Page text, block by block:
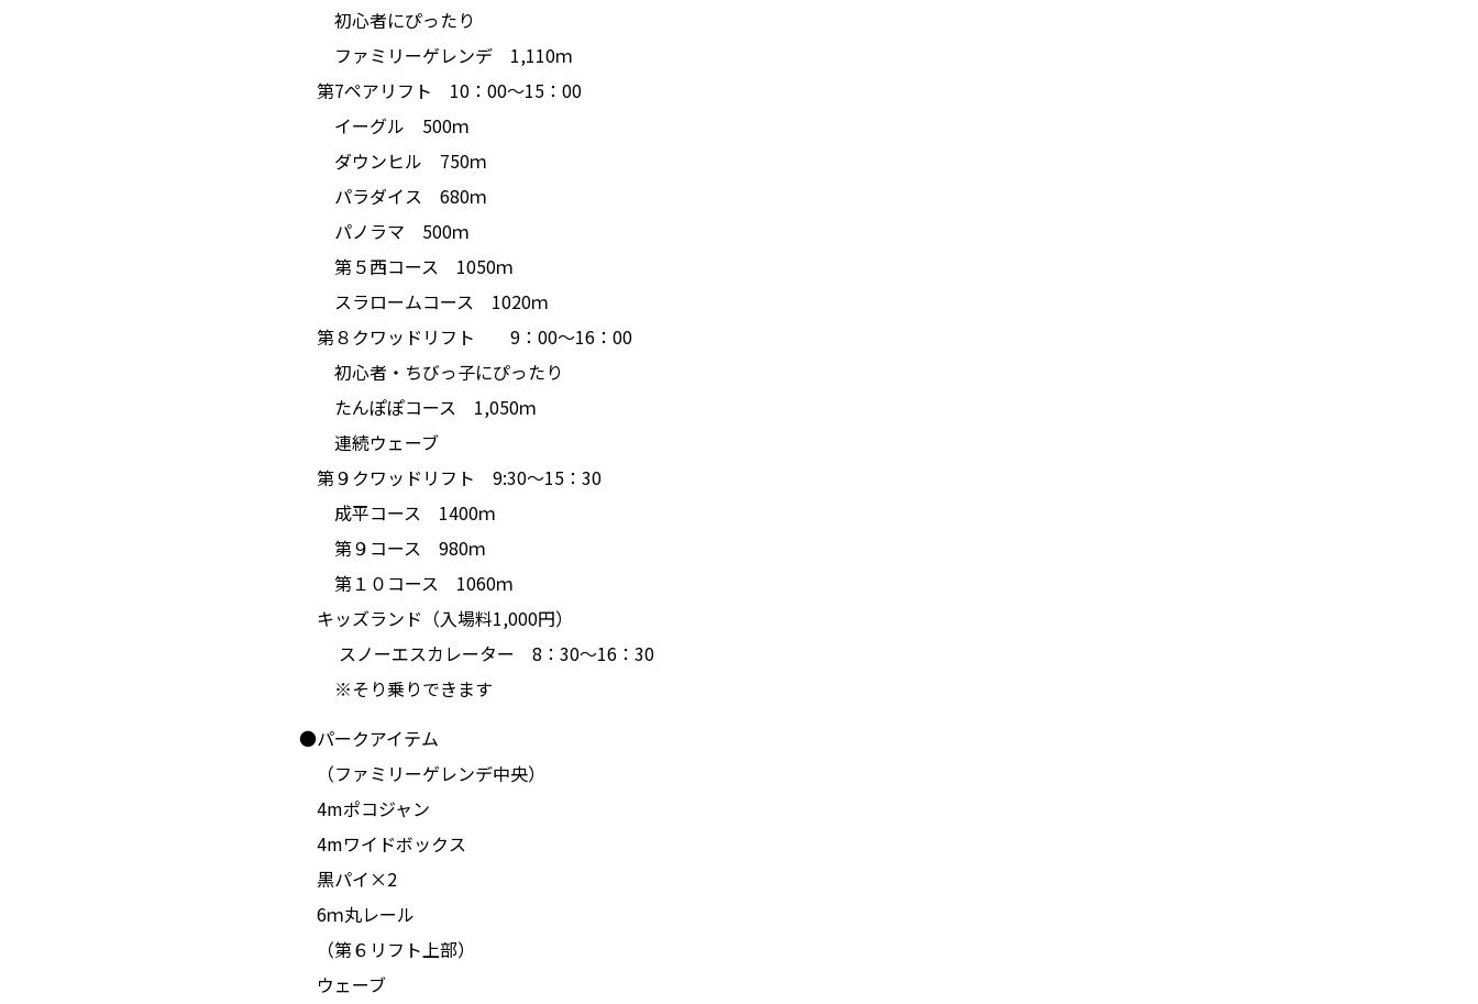
初心者にぴったり
ファミリーゲレンデ 1,110ｍ
第7ペアリフト 10：00～15：00
イーグル 500ｍ
ダウンヒル 750ｍ
パラダイス 680ｍ
パノラマ 500ｍ
第５西コース 1050ｍ
スラロームコース 1020ｍ
第８クワッドリフト 9：00～16：00
初心者・ちびっ子にぴったり
たんぽぽコース 1,050ｍ
連続ウェーブ
第９クワッドリフト 9:30～15：30
成平コース 1400ｍ
第９コース 980ｍ
第１０コース 1060ｍ
キッズランド（入場料1,000円）
スノーエスカレーター 8：30～16：30
※そり乗りできます
●パークアイテム
（ファミリーゲレンデ中央）
4mポコジャン
4mワイドボックス
黒パイ×2
6ｍ丸レール
（第６リフト上部）
ウェーブ
トップ
ゲレンデガイド
チケット料金
レンタル
スクール
レストラン/施設